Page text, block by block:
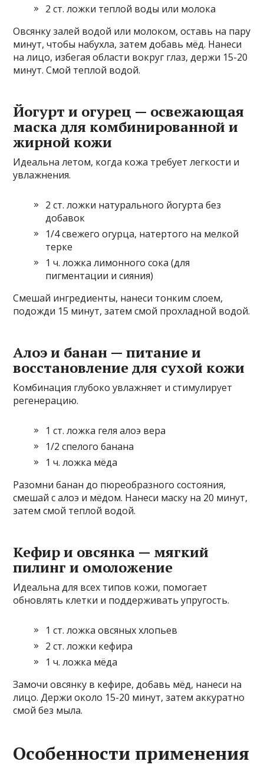
2 ст. ложки теплой воды или молока
Овсянку залей водой или молоком, оставь на пару
минут, чтобы набухла, затем добавь мёд. Нанеси
на лицо, избегая области вокруг глаз, держи 15-20
минут. Смой теплой водой.
Йогурт и огурец — освежающая
маска для комбинированной и
жирной кожи
Идеальна летом, когда кожа требует легкости и
увлажнения.
2 ст. ложки натурального йогурта без
добавок
1/4 свежего огурца, натертого на мелкой
терке
1 ч. ложка лимонного сока (для
пигментации и сияния)
Смешай ингредиенты, нанеси тонким слоем,
подожди 15 минут, затем смой прохладной водой.
Алоэ и банан — питание и
восстановление для сухой кожи
Комбинация глубоко увлажняет и стимулирует
регенерацию.
1 ст. ложка геля алоэ вера
1/2 спелого банана
1 ч. ложка мёда
Разомни банан до пюреобразного состояния,
смешай с алоэ и мёдом. Нанеси маску на 20 минут,
затем смой теплой водой.
Кефир и овсянка — мягкий
пилинг и омоложение
Идеальна для всех типов кожи, помогает
обновлять клетки и поддерживать упругость.
1 ст. ложка овсяных хлопьев
2 ст. ложки кефира
1 ч. ложка мёда
Замочи овсянку в кефире, добавь мёд, нанеси на
лицо. Держи около 15-20 минут, затем аккуратно
смой без мыла.
Особенности применения